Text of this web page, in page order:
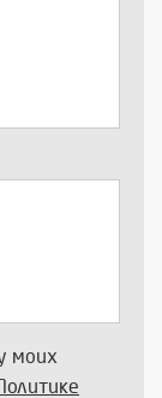
моих